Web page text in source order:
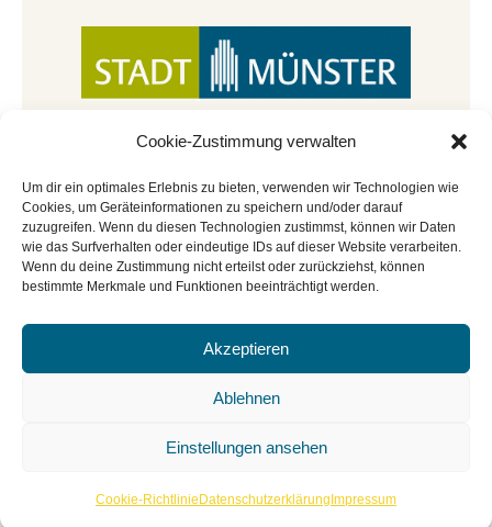
Cookie-Zustimmung verwalten
Um dir ein optimales Erlebnis zu bieten, verwenden wir Technologien wie
Cookies, um Geräteinformationen zu speichern und/oder darauf
zuzugreifen. Wenn du diesen Technologien zustimmst, können wir Daten
wie das Surfverhalten oder eindeutige IDs auf dieser Website verarbeiten.
Wenn du deine Zustimmung nicht erteilst oder zurückziehst, können
bestimmte Merkmale und Funktionen beeinträchtigt werden.
Akzeptieren
Ablehnen
Einstellungen ansehen
Cookie-Richtlinie Datenschutzerklärung Impressum
© Copyright 2022 - 2026 | Mitmachbar der
Stadtbücherei Münster|Impressum|Datenschutz|
Cookie-Richtlinie